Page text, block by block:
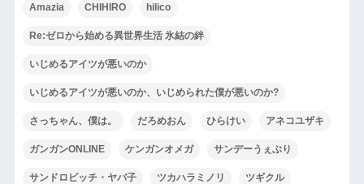
Amazia CHIHIRO hilico
Re:ゼロから始める異世界生活 氷結の絆
いじめるアイツが悪いのか
いじめるアイツが悪いのか、いじめられた僕が悪いのか?
さっちゃん、僕は。 だろめおん ひらけい アネコユザキ
ガンガンONLINE ケンガンオメガ サンデーうぇぶり
サンドロビッチ・ヤバ子 ツカハラミノリ ツギクル